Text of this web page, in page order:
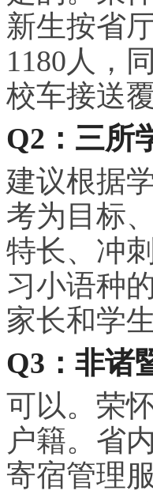
新生按省
1180人，
校车接送
Q2：三所
建议根据
考为目标
特长、冲
习小语种
家长和学
Q3：非诸
可以。荣
户籍。省
寄宿管理服